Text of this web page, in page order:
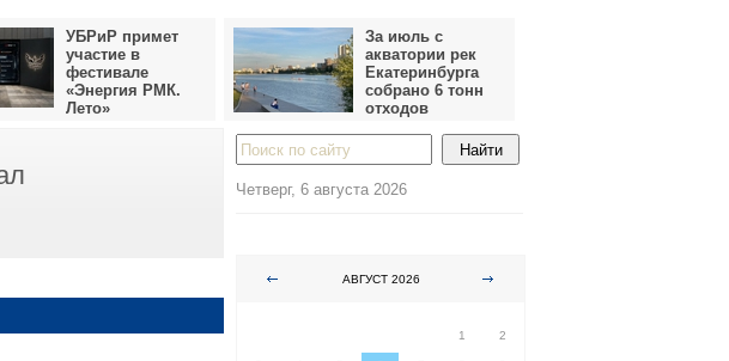
УБРиР примет
участие в
фестивале
«Энергия РМК.
Лето»
За июль с
акватории рек
Екатеринбурга
собрано 6 тонн
отходов
Четверг, 6 августа 2026
АВГУСТ 2026
1
2